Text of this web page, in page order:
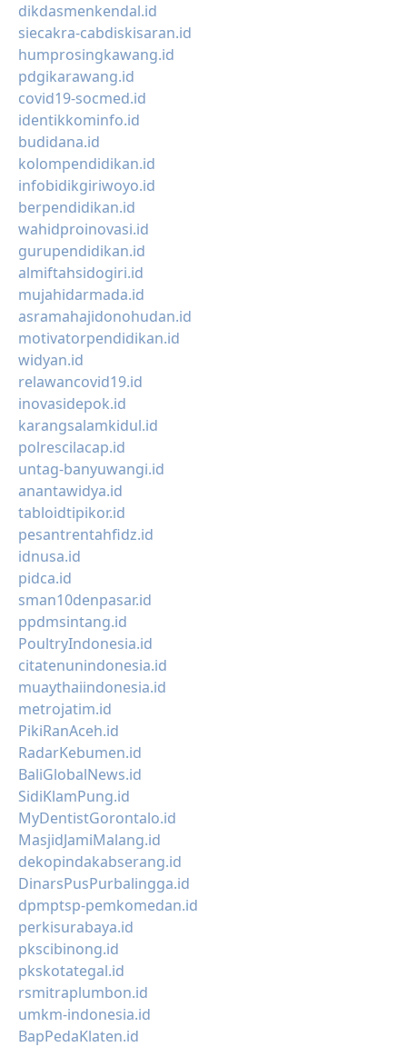
dikdasmenkendal.id
siecakra-cabdiskisaran.id
humprosingkawang.id
pdgikarawang.id
covid19-socmed.id
identikkominfo.id
budidana.id
kolompendidikan.id
infobidikgiriwoyo.id
berpendidikan.id
wahidproinovasi.id
gurupendidikan.id
almiftahsidogiri.id
mujahidarmada.id
asramahajidonohudan.id
motivatorpendidikan.id
widyan.id
relawancovid19.id
inovasidepok.id
karangsalamkidul.id
polrescilacap.id
untag-banyuwangi.id
anantawidya.id
tabloidtipikor.id
pesantrentahfidz.id
idnusa.id
pidca.id
sman10denpasar.id
ppdmsintang.id
PoultryIndonesia.id
citatenunindonesia.id
muaythaiindonesia.id
metrojatim.id
PikiRanAceh.id
RadarKebumen.id
BaliGlobalNews.id
SidiKlamPung.id
MyDentistGorontalo.id
MasjidJamiMalang.id
dekopindakabserang.id
DinarsPusPurbalingga.id
dpmptsp-pemkomedan.id
perkisurabaya.id
pkscibinong.id
pkskotategal.id
rsmitraplumbon.id
umkm-indonesia.id
BapPedaKlaten.id